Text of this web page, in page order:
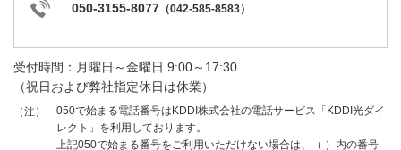
050-3155-8077 （042-585-8583）
受付時間：月曜日～金曜日 9:00～17:30
（祝日および弊社指定休日は休業）
（注）
050で始まる電話番号はKDDI株式会社の電話サービス「KDDI光ダイ
レクト」を利用しております。
上記050で始まる番号をご利用いただけない場合は、（ ）内の番号